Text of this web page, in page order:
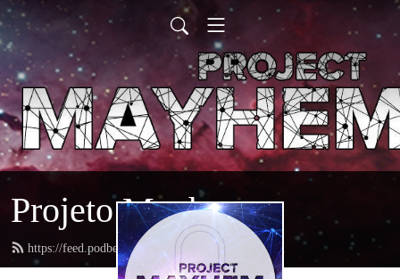
Projeto Mayhem
https://feed.podbean.com/projetomayhem/feed.xml